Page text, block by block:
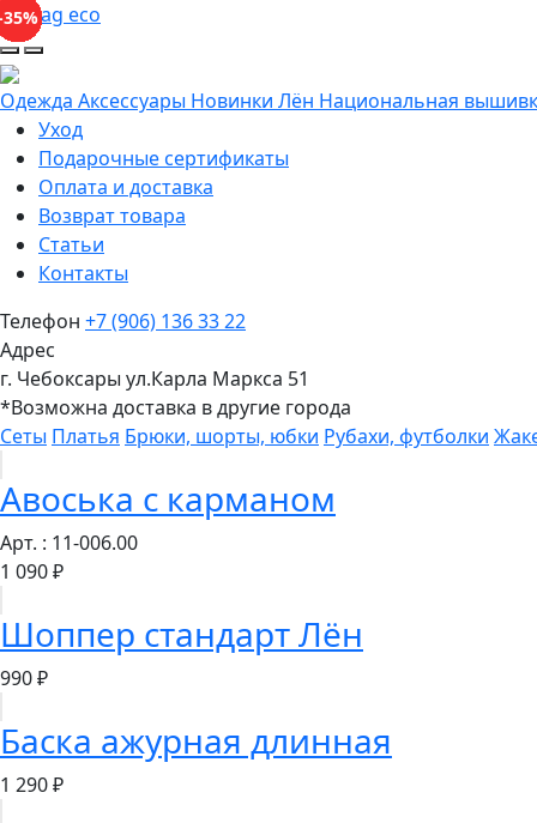
mabag eco
Одежда Аксессуары Новинки Лён Национальная
Уход
Подарочные сертификаты
Оплата и доставка
Возврат товара
Статьи
Контакты
Телефон +7 (906) 136 33 22
Адрес
г. Чебоксары ул.Карла Маркса 51
*Возможна доставка в другие города
Сеты Платья Брюки, шорты, юбки Рубахи, футболки
Авоська с карманом
Арт. : 11-006.00
1 090 ₽
Шоппер стандарт Лён
990 ₽
Баска ажурная длинная
1 290 ₽